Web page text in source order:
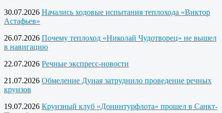
30.07.2026 Начались ходовые испытания теплохода «Виктор
Астафьев»
26.07.2026 Почему теплоход «Николай Чудотворец» не вышел
в навигацию
22.07.2026 Речные экспресс-новости
21.07.2026 Обмеление Дуная затруднило проведение речных
круизов
19.07.2026 Круизный клуб «Донинтурфлота» прошел в Санкт-